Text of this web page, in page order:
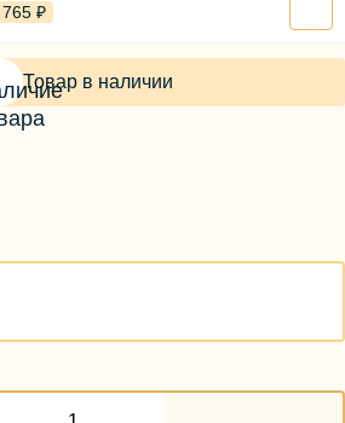
765 ₽
Товар в наличии